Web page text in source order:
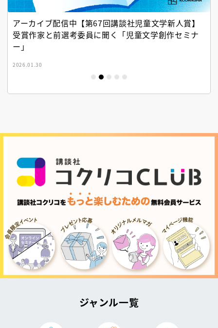
アーカイブ配信中【第67回講談社児童文学新人賞】
受賞作家と前選考委員に聞く「児童文学創作セミナ
ー」
2026.01.30
ジャンル一覧